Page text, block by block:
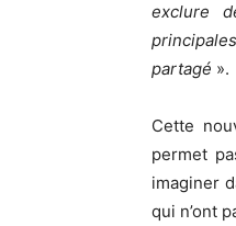
exclure
partagé ».
Cette
permet
imaginer
qui n’ont